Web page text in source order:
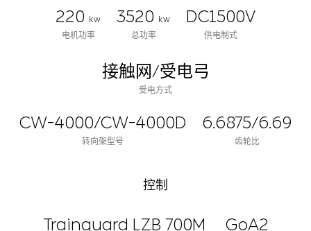
220
kw
电机功率
3520
kw
总功率
DC1500V
供电制式
接触网/受电弓
受电方式
CW-4000/CW-4000D
转向架型号
6.6875/6.69
齿轮比
控制
Trainguard LZB 700M GoA2